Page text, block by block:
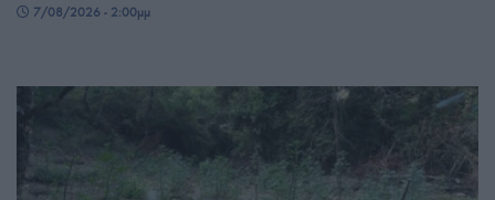
7/08/2026 - 2:00μμ